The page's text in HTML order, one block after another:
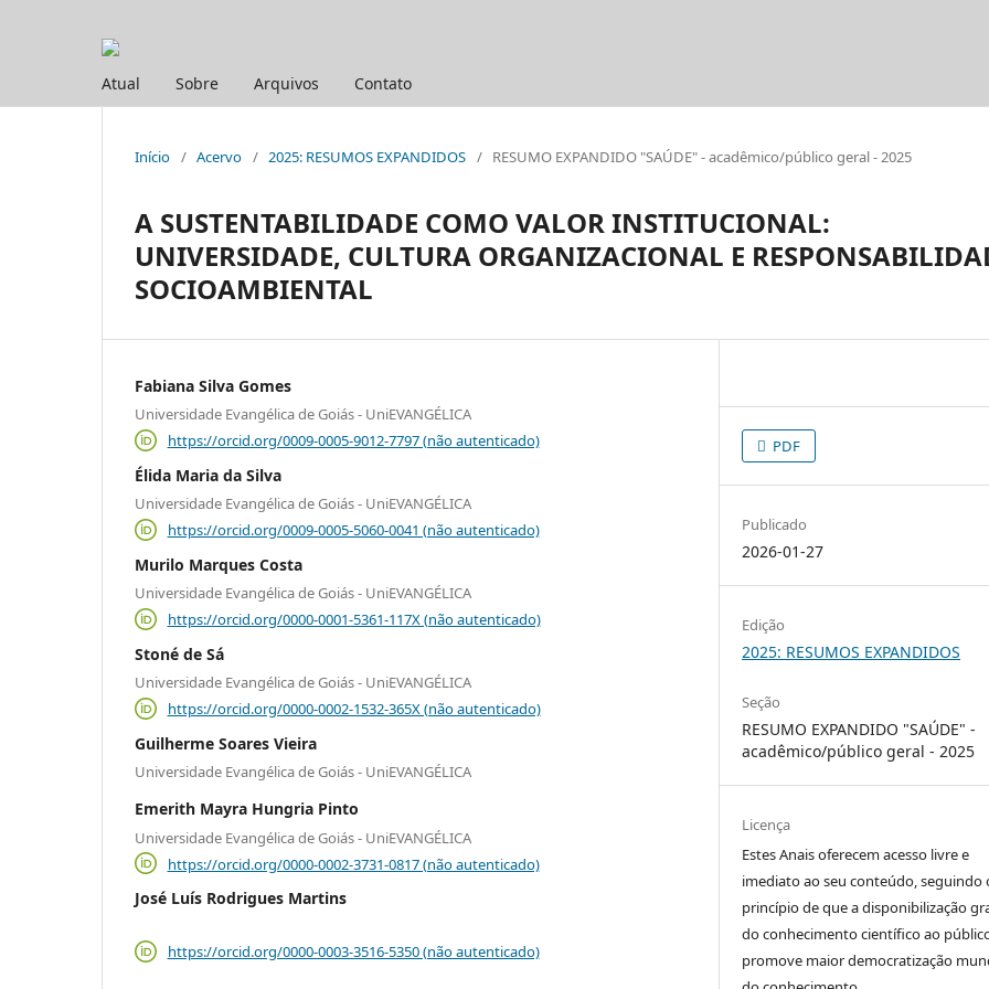
Atual Sobre Arquivos Contato
Início / Acervo / 2025: RESUMOS EXPANDIDOS / RESUMO EXPANDIDO "SAÚDE" - acadêmico/público geral - 2025
A SUSTENTABILIDADE COMO VALOR INSTITUCIONAL:
UNIVERSIDADE, CULTURA ORGANIZACIONAL E
SOCIOAMBIENTAL
Fabiana Silva Gomes
Universidade Evangélica de Goiás - UniEVANGÉLICA
https://orcid.org/0009-0005-9012-7797 (não autenticado)
Élida Maria da Silva
Universidade Evangélica de Goiás - UniEVANGÉLICA
https://orcid.org/0009-0005-5060-0041 (não autenticado)
Murilo Marques Costa
Universidade Evangélica de Goiás - UniEVANGÉLICA
https://orcid.org/0000-0001-5361-117X (não autenticado)
Stoné de Sá
Universidade Evangélica de Goiás - UniEVANGÉLICA
https://orcid.org/0000-0002-1532-365X (não autenticado)
Guilherme Soares Vieira
Universidade Evangélica de Goiás - UniEVANGÉLICA
Emerith Mayra Hungria Pinto
Universidade Evangélica de Goiás - UniEVANGÉLICA
https://orcid.org/0000-0002-3731-0817 (não autenticado)
José Luís Rodrigues Martins
https://orcid.org/0000-0003-3516-5350 (não autenticado)
PDF
Publicado
2026-01-27
Edição
2025: RESUMOS EXPANDIDOS
Seção
RESUMO EXPANDIDO "SAÚDE" -
acadêmico/público geral - 2025
Licença
Estes Anais oferecem acesso livre e
imediato ao seu conteúdo, seguindo
princípio de que a disponibilização
do conhecimento científico ao
promove maior democratização